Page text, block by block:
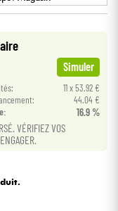
Simuler
11 x 53.92 €
44.04 €
16.9 %
VÉRIFIEZ VOS